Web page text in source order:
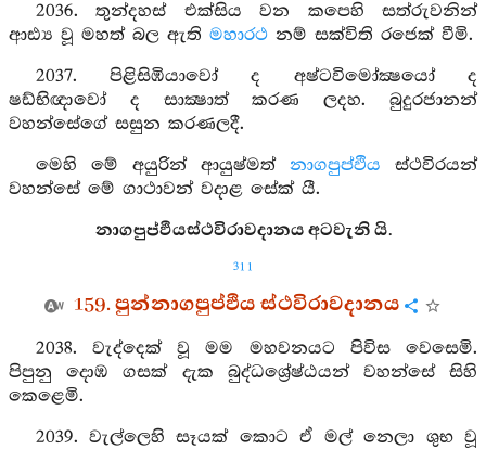
2036. තුන්දහස් එක්සිය වන කපෙහි සත්රුවනින්
ආඪ්‍ය වූ මහත් බල ඇති මහාරථ නම් සක්විති රජෙක් වීමි.
2037. පිළිසිඹියාවෝ ද අෂ්ටවිමෝක්‍ෂයෝ ද
ෂඩ්භිඥාවෝ ද සාක්‍ෂාත් කරණ ලදහ. බුදුරජානන්
වහන්සේගේ සසුන කරණලදී.
මෙහි මේ අයුරින් ආයුෂ්මත් නාගපුප්ඵිය ස්ථවිරයන්
වහන්සේ මේ ගාථාවන් වදාළ සේක් යී.
නාගපුප්ඵියස්ථවිරාවදානය අටවැනි යි.
311
159. පුන්නාගපුප්ඵිය ස්ථවිරාවදානය
2038. වැද්දෙක් වූ මම මහවනයට පිවිස වෙසෙමි.
පිපුනු දොඹ ගසක් දැක බුද්ධශ්‍රේෂ්ඨයන් වහන්සේ සිහි
කෙළෙමි.
2039. වැල්ලෙහි සෑයක් කොට ඒ මල් නෙලා ශුභ වූ